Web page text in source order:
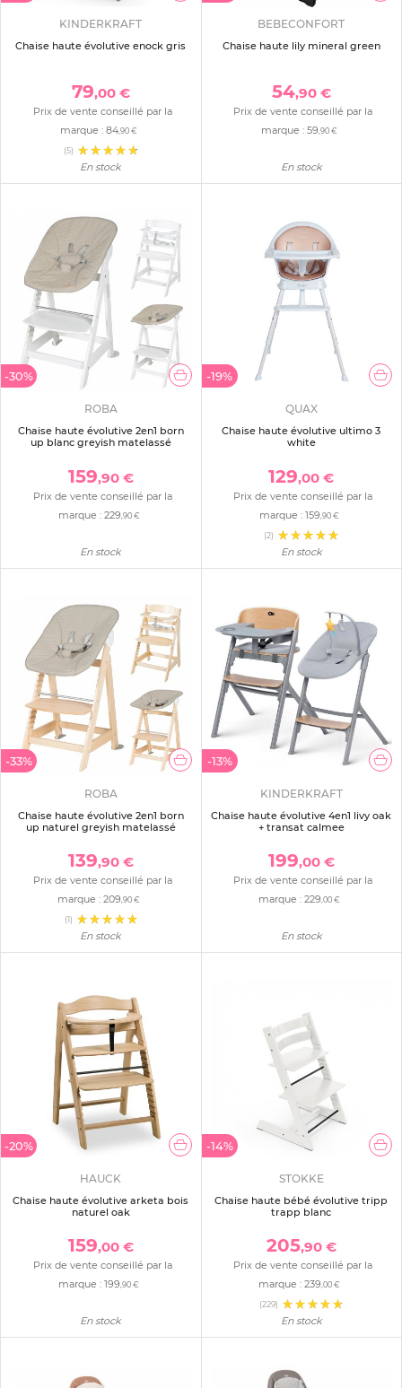
KINDERKRAFT
Chaise haute évolutive enock gris
79,00 €
Prix de vente conseillé par la
marque :84 ,90 €
(5)
En stock
BEBECONFORT
Chaise haute lily mineral green
54,90 €
Prix de vente conseillé par la
marque :59 ,90 €
En stock
-30%
ROBA
Chaise haute évolutive 2en1 born
up blanc greyish matelassé
159,90 €
Prix de vente conseillé par la
marque : 229 ,90 €
En stock
-19%
QUAX
Chaise haute évolutive ultimo 3
white
129,00 €
Prix de vente conseillé par la
marque :159 ,90 €
(2)
En stock
-33%
ROBA
Chaise haute évolutive 2en1 born
up naturel greyish matelassé
139,90 €
Prix de vente conseillé par la
marque :209,90 €
(1)
En stock
-13%
KINDERKRAFT
Chaise haute évolutive 4en1 livy oak
+ transat calmee
199,00 €
Prix de vente conseillé par la
marque :229,00 €
En stock
-20%
HAUCK
Chaise haute évolutive arketa bois
naturel oak
159,00 €
Prix de vente conseillé par la
marque :199,90 €
En stock
-14%
STOKKE
Chaise haute bébé évolutive tripp
trapp blanc
205,90 €
Prix de vente conseillé par la
marque :239,00 €
(229)
En stock